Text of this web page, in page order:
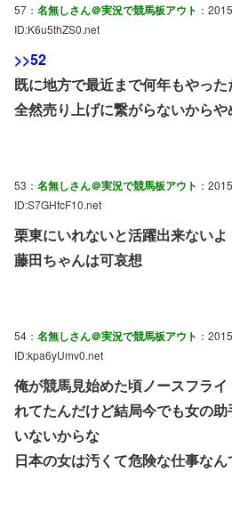
57： 名無しさん＠実況で競馬板アウト ：
ID:K6u5thZS0.net
>>52
既に地方で最近まで何年もやった
全然売り上げに繋がらないからや
53： 名無しさん＠実況で競馬板アウト ：
ID:S7GHfcF10.net
栗東にいれないと活躍出来ないよ
藤田ちゃんは可哀想
54： 名無しさん＠実況で競馬板アウト ：
ID:kpa6yUmv0.net
俺が競馬見始めた頃ノースフラ
れてたんだけど結局今でも女の
いないからな
日本の女は汚くて危険な仕事な